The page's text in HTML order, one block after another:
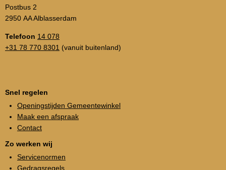
Postbus 2
2950 AA Alblasserdam
Telefoon 14 078
+31 78 770 8301 (vanuit buitenland)
Snel regelen
Openingstijden Gemeentewinkel
Maak een afspraak
Contact
Zo werken wij
Servicenormen
Gedragsregels